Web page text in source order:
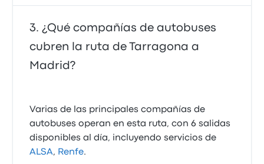
¿Qué compañías de autobuses
cubren la ruta de Tarragona a
Madrid?
Varias de las principales compañías de
autobuses operan en esta ruta, con 6 salidas
disponibles al día, incluyendo servicios de
ALSA, Renfe.